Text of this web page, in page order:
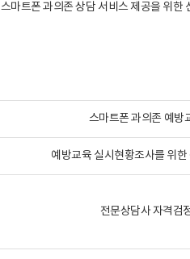
스마트폰 과의존 상담 서비스 제공을 위한
스마트폰 과의존 예방
예방교육 실시현황조사를 위한
전문상담사 자격검